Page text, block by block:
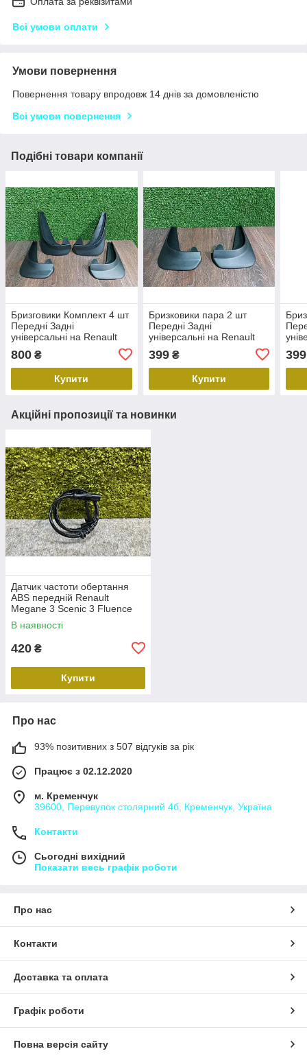
Всі умови оплати
Умови повернення
Повернення товару впродовж 14 днів за домовленістю
Всі умови повернення
Подібні товари компанії
Бризговики Комплект 4 шт
Передні Задні
універсальні на Renault
1,2,3,4 нові
800 ₴
Купити
Бризковики пара 2 шт
Передні Задні
універсальні на Renault
Duster 1,2 Рено Дастер 1,2
нові
399₴
Купити
399
Акційні пропозиції та новинки
Датчик частоти обертання
ABS передній Renault
Megane 3 Scenic 3 Fluence
Duster Передній лівий правий
датчик ABS Рено 479109155R
В наявності
420 ₴
Купити
Про нас
93% позитивних з 507 відгуків за рік
Працює з 02.12.2020
м. Кременчук
39600, Перевулок столярний 4б, Кременчук, Україна
Контакти
Сьогодні вихідний
Показати весь графік роботи
Про нас
Контакти
Доставка та оплата
Графік роботи
Повна версія сайту